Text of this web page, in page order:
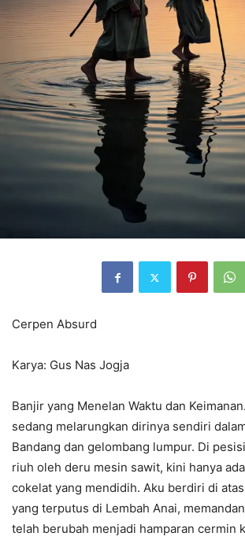
Cerpen Absurd
Karya: Gus Nas Jogja
Banjir yang Menelan Waktu dan
sedang melarungkan dirinya sendiri
Bandang dan gelombang lumpur. Di
riuh oleh deru mesin sawit, kini hanya
cokelat yang mendidih. Aku berdiri di
yang terputus di Lembah Anai,
telah berubah menjadi hamparan cermin